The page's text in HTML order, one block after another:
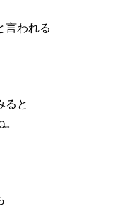
言われる
ると